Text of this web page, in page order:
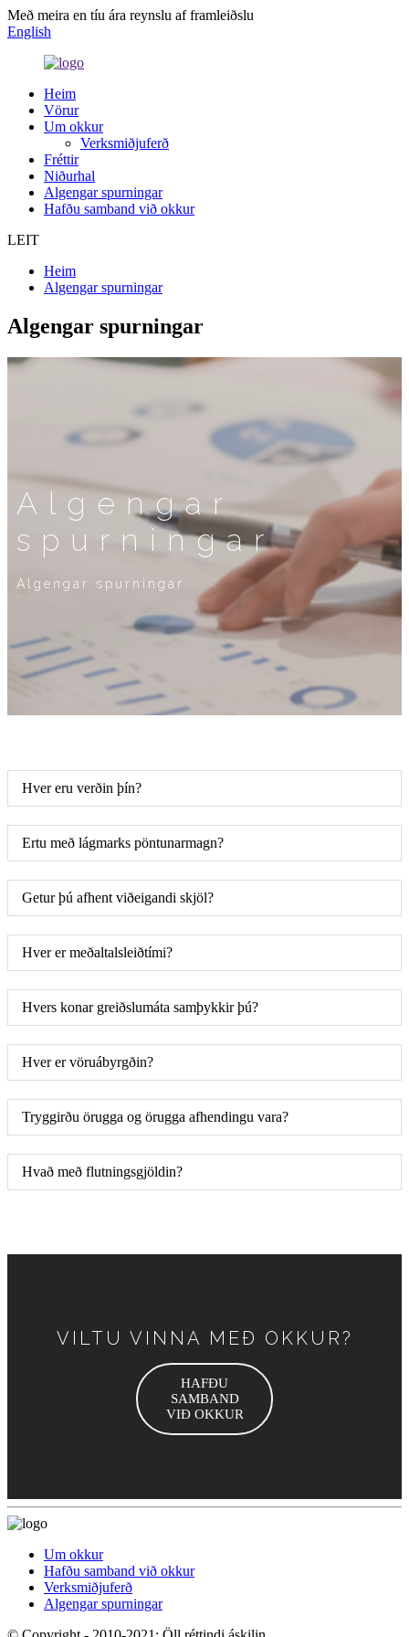
Með meira en tíu ára reynslu af framleiðslu
English
Heim
Vörur
Um okkur
Verksmiðjuferð
Fréttir
Niðurhal
Algengar spurningar
Hafðu samband við okkur
LEIT
Heim
Algengar spurningar
Algengar spurningar
Algengar
spurningar
Algengar spurningar
Hver eru verðin þín?
Ertu með lágmarks pöntunarmagn?
Getur þú afhent viðeigandi skjöl?
Hver er meðaltalsleiðtími?
Hvers konar greiðslumáta samþykkir þú?
Hver er vöruábyrgðin?
Tryggirðu örugga og örugga afhendingu vara?
Hvað með flutningsgjöldin?
VILTU VINNA MEÐ OKKUR?
HAFÐU
SAMBAND
VIÐ OKKUR
Um okkur
Hafðu samband við okkur
Verksmiðjuferð
Algengar spurningar